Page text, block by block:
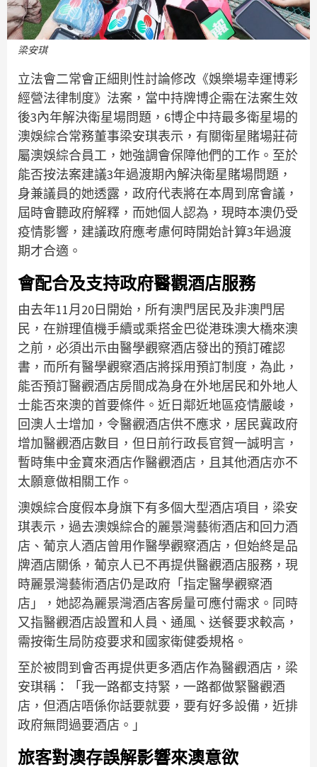
梁安琪
立法會二常會正細則性討論修改《娛樂場幸運博彩
經營法律制度》法案，當中持牌博企需在法案生效
後3內年解決衛星場問題，6博企中持最多衛星場的
澳娛綜合常務董事梁安琪表示，有關衛星賭場莊荷
屬澳娛綜合員工，她強調會保障他們的工作。至於
能否按法案建議3年過渡期內解決衛星賭場問題，
身兼議員的她透露，政府代表將在本周到席會議，
屆時會聽政府解釋，而她個人認為，現時本澳仍受
疫情影響，建議政府應考慮何時開始計算3年過渡
期才合適。
會配合及支持政府醫觀酒店服務
由去年11月20日開始，所有澳門居民及非澳門居
民，在辦理值機手續或乘搭金巴從港珠澳大橋來澳
之前，必須出示由醫學觀察酒店發出的預訂確認
書，而所有醫學觀察酒店將採用預訂制度，為此，
能否預訂醫觀酒店房間成為身在外地居民和外地人
士能否來澳的首要條件。近日鄰近地區疫情嚴峻，
回澳人士增加，令醫觀酒店供不應求，居民冀政府
增加醫觀酒店數目，但日前行政長官賀一誠明言，
暫時集中金寶來酒店作醫觀酒店，且其他酒店亦不
太願意做相關工作。
澳娛綜合度假本身旗下有多個大型酒店項目，梁安
琪表示，過去澳娛綜合的麗景灣藝術酒店和回力酒
店、葡京人酒店曾用作醫學觀察酒店，但始終是品
牌酒店關係，葡京人已不再提供醫觀酒店服務，現
時麗景灣藝術酒店仍是政府「指定醫學觀察酒
店」，她認為麗景灣酒店客房量可應付需求。同時
又指醫觀酒店設置和人員、通風、送餐要求較高，
需按衛生局防疫要求和國家衛健委規格。
至於被問到會否再提供更多酒店作為醫觀酒店，梁
安琪稱：「我一路都支持緊，一路都做緊醫觀酒
店，但酒店唔係你話要就要，要有好多設備，近排
政府無問過要酒店。」
旅客對澳存誤解影響來澳意欲